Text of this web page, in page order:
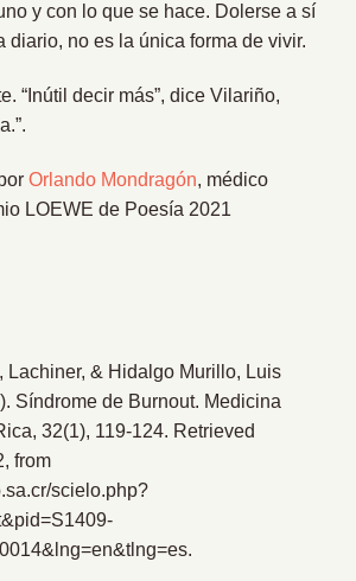
y con lo que se hace. Dolerse a sí
diario, no es la única forma de vivir.
“Inútil decir más”, dice Vilariño,
Orlando Mondragón, médico
LOEWE de Poesía 2021
Lachiner, & Hidalgo Murillo, Luis
Síndrome de Burnout. Medicina
32(1), 119-124. Retrieved
from
scielo.php?